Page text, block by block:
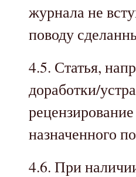
журнала не
поводу
4.5. Статья,
доработки/
назначенного
4.6. При